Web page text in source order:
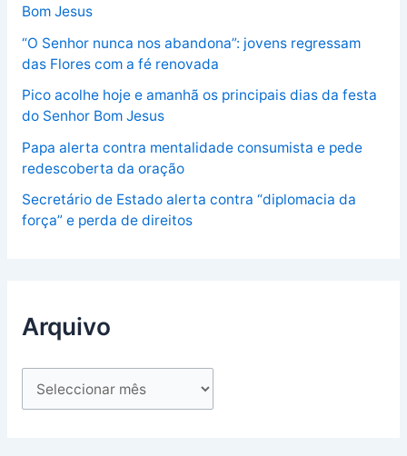
Bom Jesus
“O Senhor nunca nos abandona”: jovens regressam
das Flores com a fé renovada
Pico acolhe hoje e amanhã os principais dias da festa
do Senhor Bom Jesus
Papa alerta contra mentalidade consumista e pede
redescoberta da oração
Secretário de Estado alerta contra “diplomacia da
força” e perda de direitos
Arquivo